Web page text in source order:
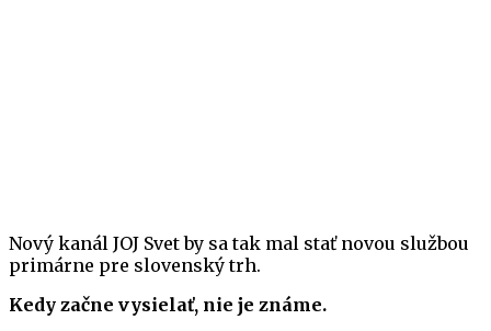
Nový kanál JOJ Svet by sa tak mal stať novou službou
primárne pre slovenský trh.
Kedy začne vysielať, nie je známe.